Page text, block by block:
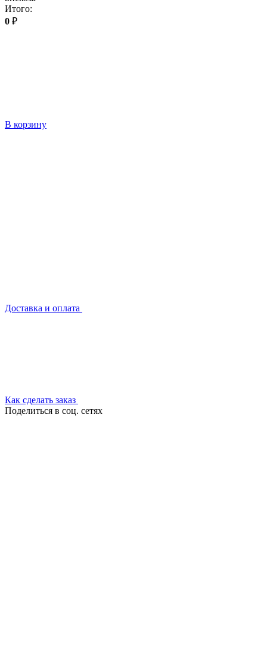
Итого:
0 ₽
В корзину
Доставка и оплата
Как сделать заказ
Поделиться в соц. сетях